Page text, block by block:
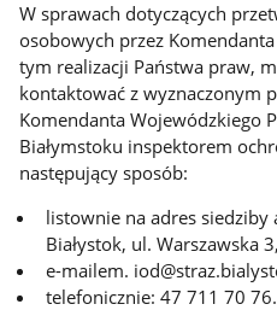
W sprawach dotyczących
osobowych przez
tym realizacji Państwa praw,
kontaktować z wyznaczonym
Komendanta Wojewódzkiego
Białymstoku inspektorem
następujący sposób:
listownie na adres
Białystok, ul. Warszawska 3,
e-mailem.
telefonicznie: 47 711 70 76.